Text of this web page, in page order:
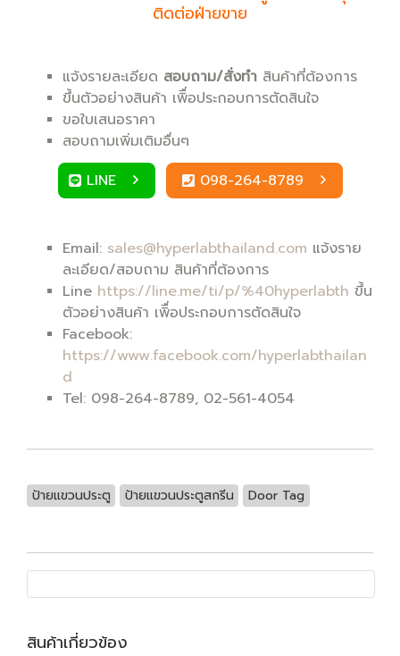
ติดต่อฝ่ายขาย
แจ้งรายละเอียด สอบถาม/สั่งทำ สินค้าที่ต้องการ
ขึ้นตัวอย่างสินค้า เพิื่อประกอบการตัดสินใจ
ขอใบเสนอราคา
สอบถามเพิ่มเติมอื่นๆ
LINE
098-264-8789
Email: sales@hyperlabthailand.com แจ้งราย
ละเอียด/สอบถาม สินค้าที่ต้องการ
Line https://line.me/ti/p/%40hyperlabth ขึ้น
ตัวอย่างสินค้า เพิื่อประกอบการตัดสินใจ
Facebook:
https://www.facebook.com/hyperlabthailan
d
Tel: 098-264-8789, 02-561-4054
ป้ายแขวนประตู ป้ายแขวนประตูสกรีน Door Tag
สินค้าเกี่ยวข้อง